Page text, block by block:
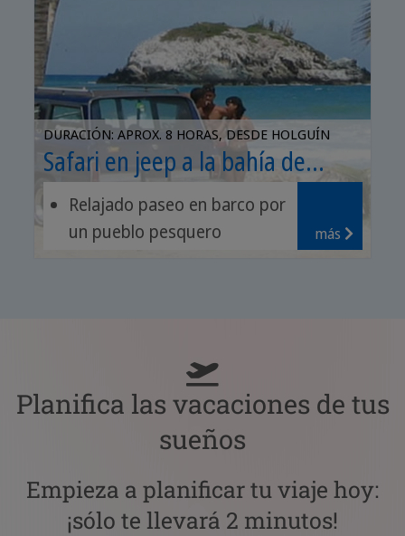
DURACIÓN: APROX. 8 HORAS, DESDE HOLGUÍN
Safari en jeep a la bahía de
Bariay
Relajado paseo en barco por
un pueblo pesquero
más
Planifica las vacaciones de tus
sueños
Empieza a planificar tu viaje hoy:
¡sólo te llevará 2 minutos!